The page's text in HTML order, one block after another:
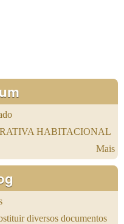
HABITACIONAL
Mais
diversos documentos